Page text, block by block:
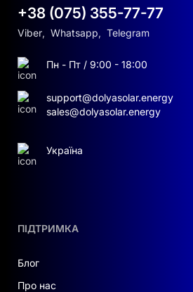
ПІДТРИМКА
Блог
Про нас
+38 (075) 355-77-77
Viber, Whatsapp, Telegram
Пн - Пт / 9:00 - 18:00
support@dolyasolar.energy
sales@dolyasolar.energy
Україна